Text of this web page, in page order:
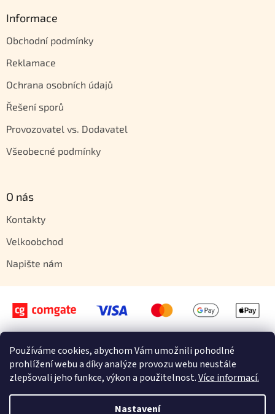
Používáme cookies, abychom Vám umožnili pohodlné
prohlížení webu a díky analýze provozu webu neustále
zlepšovali jeho funkce, výkon a použitelnost.Více informací.
Nastavení
Informace
Obchodní podmínky
Reklamace
Ochrana osobních údajů
Řešení sporů
Provozovatel vs. Dodavatel
Všeobecné podmínky
O nás
Kontakty
Velkoobchod
Napište nám
Vytvořil Shoptet
29366844